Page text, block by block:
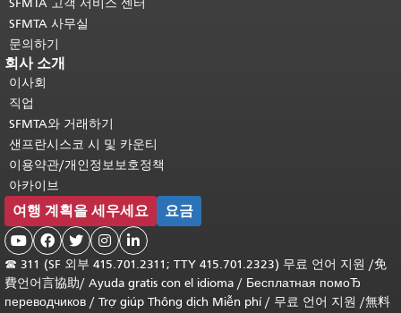
SFMTA 고객 서비스 센터
SFMTA 사무실
문의하기
회사 소개
이사회
직업
SFMTA와 거래하기
샌프란시스코 시 및 카운티
이용약관/개인정보보호정책
아카이브
여행 계획을 세우세요 요금
    
☎ 311 (SF 외부 415.701.2311; TTY 415.701.2323) 무료 언어 지원 /免
費언어言協助/ Ayuda gratis con el idioma / Бесплатная помоЂ
переводчиков / Trợ giúp Thông dịch Miễn phí/ 무료 언어 지원 /無料